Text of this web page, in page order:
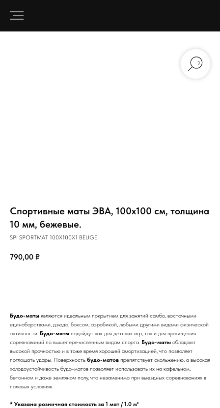
Спортивные маты ЭВА, 100х100 см, толщина
10 мм, бежевые.
SPI SPORTMAT 100X100X1 BEUGE
790,00 ₽
Будо-маты являются идеальным покрытием для занятий самбо, восточными
единоборствами, дзюдо, боксом, аэробикой, любыми другими видами физической
активности. Будо-маты подойдут как для детских игр, так и для проведения
соревнований по вышеперечисленным видам спорта. Будо-маты обладают
высокой прочностью и в тоже время хорошей амортизацией, что позволяет
поглощать удары. Поверхность будо-матов препятствует скольжению, а высокая
холодоустойчивость будо-матов позволяет использовать их на кафельном,
бетонном и даже земляном полу, что незаменимо при выездных соревнованиях в
полевых условиях.
* Указана розничная стоимость за 1 мат / 1.0 м²